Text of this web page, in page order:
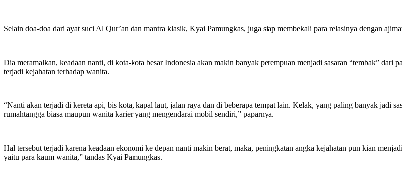
Selain doa-doa dari ayat suci Al Qur’an dan mantra klasik, Kyai Pamungkas, juga siap membekali para relasinya dengan
Dia meramalkan, keadaan nanti, di kota-kota besar Indonesia akan makin banyak perempuan menjadi sasaran “tembak”
terjadi kejahatan terhadap wanita.
“Nanti akan terjadi di kereta api, bis kota, kapal laut, jalan raya dan di beberapa tempat lain. Kelak, yang paling banyak jadi
rumahtangga biasa maupun wanita karier yang mengendarai mobil sendiri,” paparnya.
Hal tersebut terjadi karena keadaan ekonomi ke depan nanti makin berat, maka, peningkatan angka kejahatan pun kian
yaitu para kaum wanita,” tandas Kyai Pamungkas.